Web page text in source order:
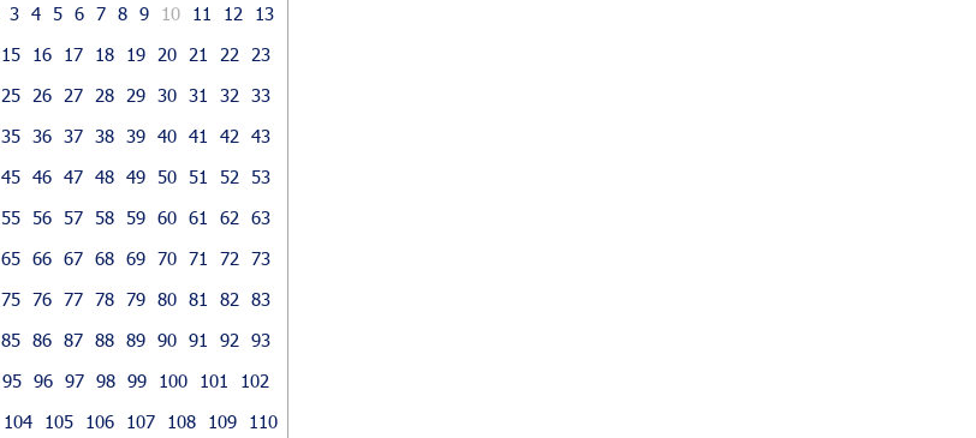
3 4 5 6 7 8 9 10 11 12
13
15 16 17 18 19 20 21 22
23
25 26 27 28 29 30 31 32
33
35 36 37 38 39 40 41 42
43
45 46 47 48 49 50 51 52
53
55 56 57 58 59 60 61 62
63
65 66 67 68 69 70 71 72
73
75 76 77 78 79 80 81 82
83
85 86 87 88 89 90 91 92
93
95 96 97 98 99 100 101
102
104 105 106 107 108 109
110